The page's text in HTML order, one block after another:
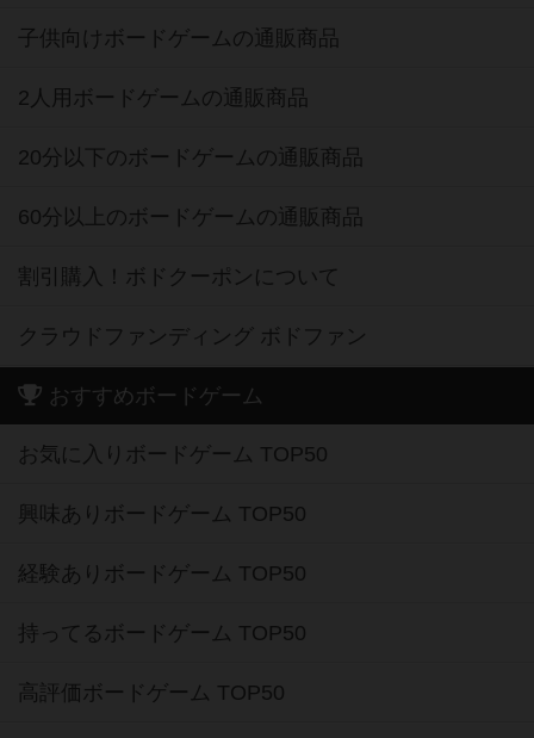
子供向けボードゲームの通販商品
2人用ボードゲームの通販商品
20分以下のボードゲームの通販商品
60分以上のボードゲームの通販商品
割引購入！ボドクーポンについて
クラウドファンディング ボドファン
おすすめボードゲーム
お気に入りボードゲーム TOP50
興味ありボードゲーム TOP50
経験ありボードゲーム TOP50
持ってるボードゲーム TOP50
高評価ボードゲーム TOP50